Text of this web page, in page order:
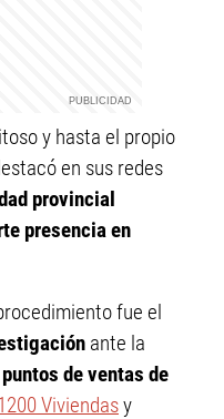
y hasta el propio
en sus redes
provincial
presencia en
fue el
ante la
puntos de ventas de
Viviendasy